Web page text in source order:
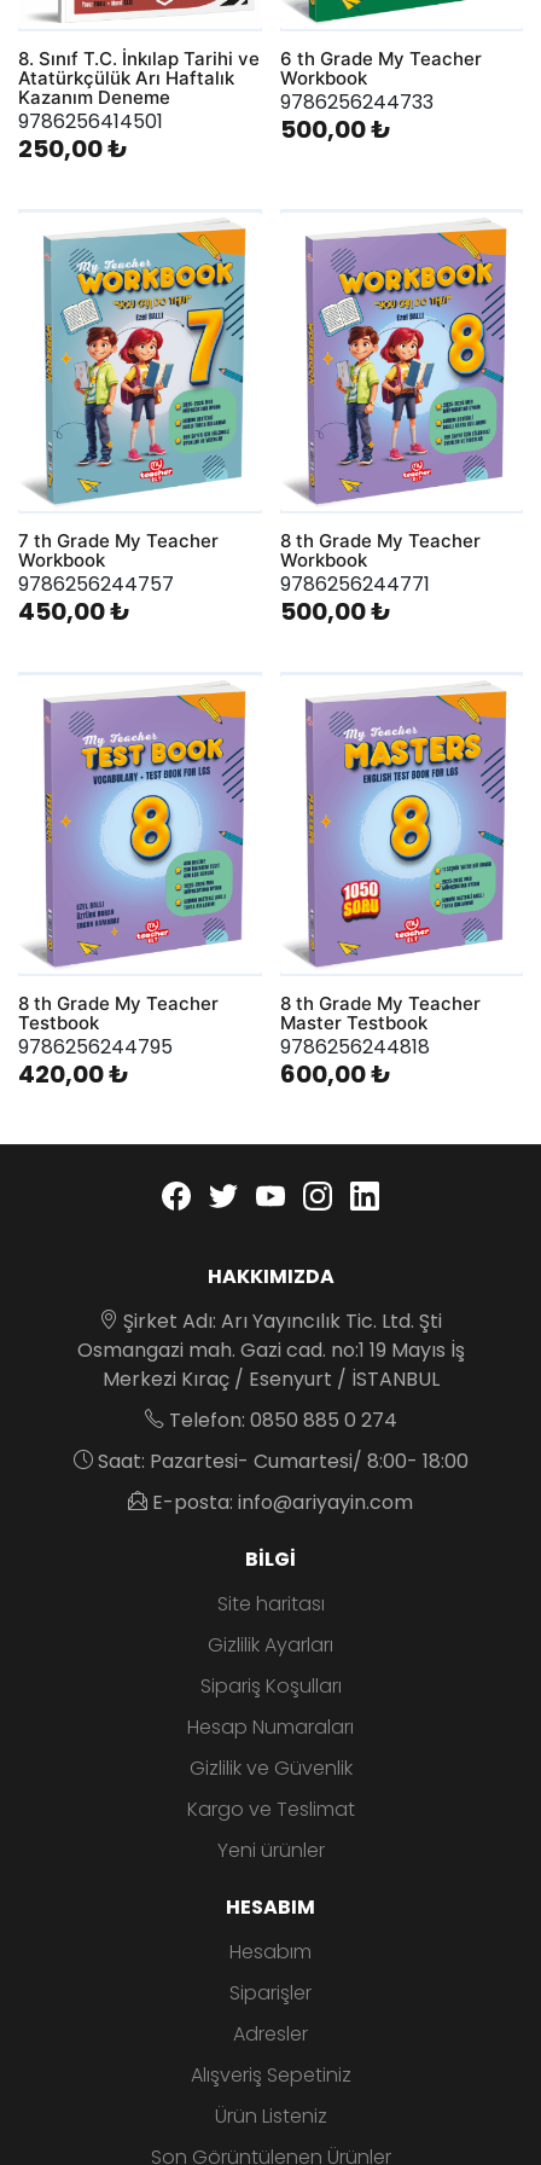
8. Sınıf T.C. İnkılap Tarihi ve
Atatürkçülük Arı Haftalık
Kazanım Deneme
9786256414501
250,00 ₺
6 th Grade My Teacher
Workbook
9786256244733
500,00 ₺
7 th Grade My Teacher
Workbook
9786256244757
450,00 ₺
8 th Grade My Teacher
Workbook
9786256244771
500,00 ₺
8 th Grade My Teacher
Testbook
9786256244795
420,00 ₺
8 th Grade My Teacher
Master Testbook
9786256244818
600,00 ₺
Facebook
twitteryoutubeinstagram
HAKKIMIZDA
Şirket Adı: Arı Yayıncılık Tic. Ltd. Şti
Osmangazi mah. Gazi cad. no:1 19 Mayıs İş
Merkezi Kıraç / Esenyurt / İSTANBUL
Telefon: 0850 885 0 274
Saat: Pazartesi- Cumartesi/ 8:00- 18:00
E-posta: info@ariyayin.com
BILGI
Site haritası
Gizlilik Ayarları
Sipariş Koşulları
Hesap Numaraları
Gizlilik ve Güvenlik
Kargo ve Teslimat
Yeni ürünler
HESABIM
Hesabım
Siparişler
Adresler
Alışveriş Sepetiniz
Ürün Listeniz
Son Görüntülenen Ürünler